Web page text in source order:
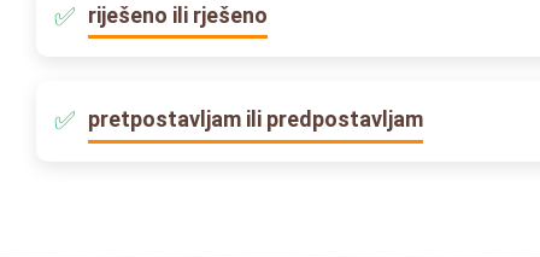
riješeno ili rješeno
pretpostavljam ili predpostavljam